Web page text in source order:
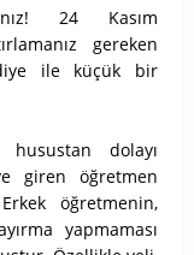
24 Kasım
gereken
ile küçük bir
dolayı
giren öğretmen
öğretmenin,
yapmaması